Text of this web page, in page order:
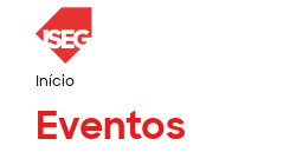
Início
Eventos